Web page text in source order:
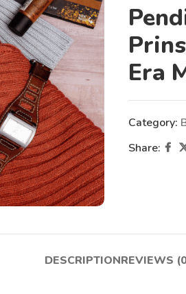
Era
Category:
Share:
DESCRIPTIONREVIEWS